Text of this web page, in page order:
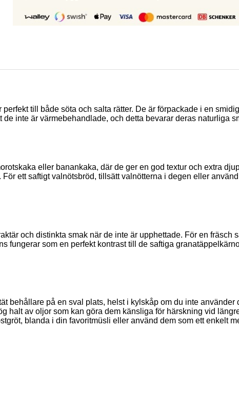
till både söta och salta rätter. De är förpackade i en
inte är värmebehandlade, och detta bevarar deras naturliga
eller banankaka, där de ger en god textur och extra
ett saftigt valnötsbröd, tillsätt valnötterna i degen eller
och distinkta smak när de inte är upphettade. För en fräsch
fungerar som en perfekt kontrast till de saftiga
behållare på en sval plats, helst i kylskåp om du inte använder
halt av oljor som kan göra dem känsliga för härskning vid
blanda i din favoritmüsli eller använd dem som ett enkelt